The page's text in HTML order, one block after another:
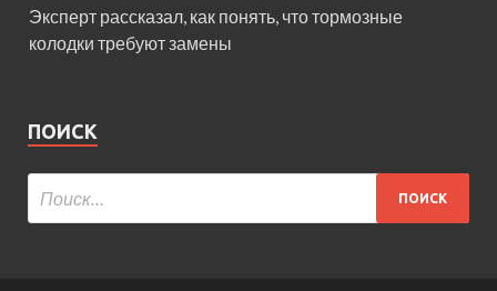
Эксперт рассказал, как понять, что тормозные
колодки требуют замены
ПОИСК